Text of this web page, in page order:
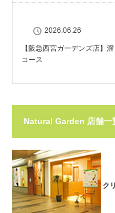
2026.06.26
【阪急西宮ガーデンズ店】
コース
Natural Garden 店舗一
ク